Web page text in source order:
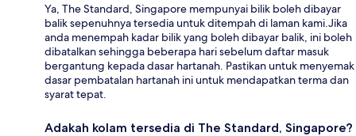
Ya, The Standard, Singapore mempunyai bilik boleh dibayar
balik sepenuhnya tersedia untuk ditempah di laman kami.Jika
anda menempah kadar bilik yang boleh dibayar balik, ini boleh
dibatalkan sehingga beberapa hari sebelum daftar masuk
bergantung kepada dasar hartanah. Pastikan untuk menyemak
dasar pembatalan hartanah ini untuk mendapatkan terma dan
syarat tepat.
Adakah kolam tersedia di The Standard, Singapore?